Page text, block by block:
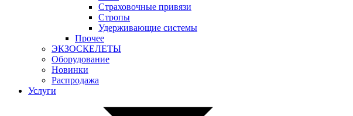
Страховочные привязи
Стропы
Удерживающие системы
Прочее
ЭКЗОСКЕЛЕТЫ
Оборудование
Новинки
Распродажа
Услуги